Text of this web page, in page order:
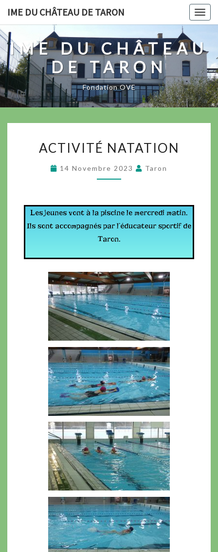
IME DU CHÂTEAU DE TARON
IME DU CHÂTEAU
DE TARON
Fondation OVE
ACTIVITÉ NATATION
14 Novembre 2023 Taron
Les jeunes vont à la piscine le mercredi matin.
Ils sont accompagnés par l’éducateur sportif de
Taron.